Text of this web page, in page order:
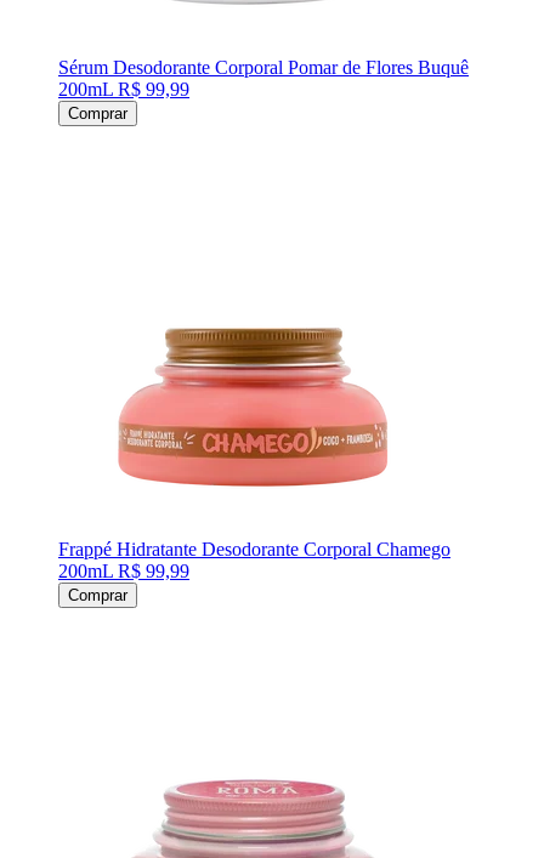
Sérum Desodorante Corporal Pomar de Flores Buquê
200mL R$ 99,99
Comprar
Frappé Hidratante Desodorante Corporal Chamego
200mL R$ 99,99
Comprar